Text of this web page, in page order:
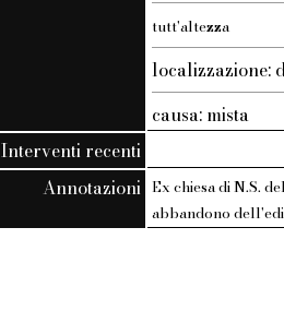
tutt'altezza
localizzazione:
causa: mista
Interventi recenti
Annotazioni Ex chiesa di N.S.
abbandono